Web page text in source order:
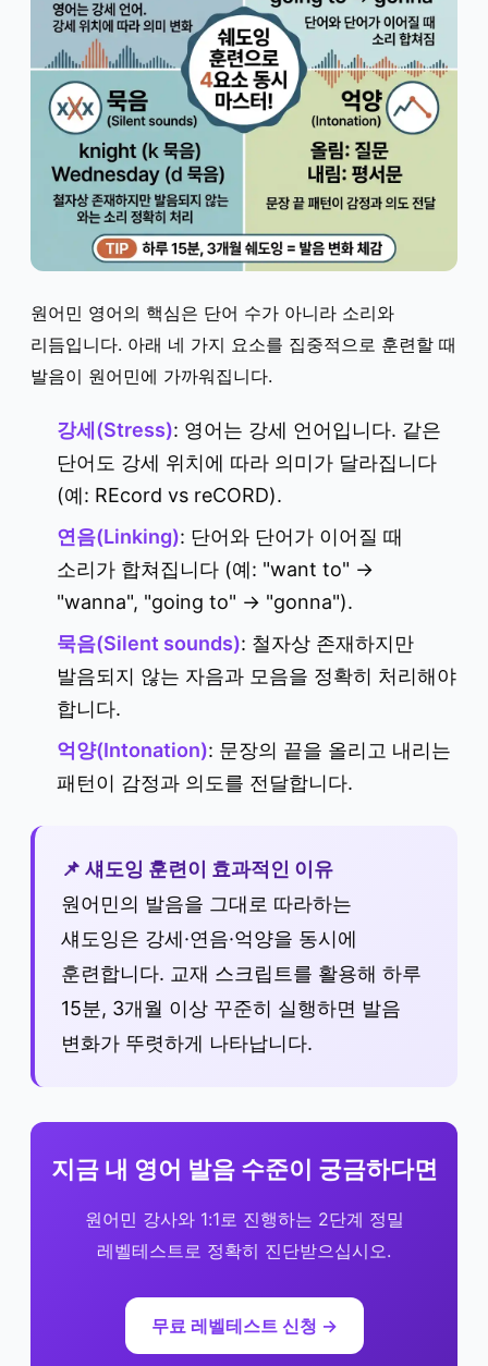
원어민 영어의 핵심은 단어 수가 아니라 소리와
리듬입니다. 아래 네 가지 요소를 집중적으로 훈련할 때
발음이 원어민에 가까워집니다.
강세(Stress): 영어는 강세 언어입니다. 같은
단어도 강세 위치에 따라 의미가 달라집니다
(예: REcord vs reCORD).
연음(Linking): 단어와 단어가 이어질 때
소리가 합쳐집니다 (예: "want to" →
"wanna", "going to" → "gonna").
묵음(Silent sounds): 철자상 존재하지만
발음되지 않는 자음과 모음을 정확히 처리해야
합니다.
억양(Intonation): 문장의 끝을 올리고 내리는
패턴이 감정과 의도를 전달합니다.
📌 섀도잉 훈련이 효과적인 이유
원어민의 발음을 그대로 따라하는
섀도잉은 강세·연음·억양을 동시에
훈련합니다. 교재 스크립트를 활용해 하루
15분, 3개월 이상 꾸준히 실행하면 발음
변화가 뚜렷하게 나타납니다.
지금 내 영어 발음 수준이 궁금하다면
원어민 강사와 1:1로 진행하는 2단계 정밀
레벨테스트로 정확히 진단받으십시오.
무료 레벨테스트 신청 →